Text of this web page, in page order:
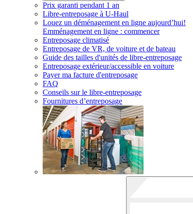
Prix garanti pendant 1 an
Libre-entreposage à U-Haul
Louez un déménagement en ligne aujourd’hui!
Emménagement en ligne : commencer
Entreposage climatisé
Entreposage de VR, de voiture et de bateau
Guide des tailles d'unités de libre-entreposage
Entreposage extérieur/accessible en voiture
Payer ma facture d'entreposage
FAQ
Conseils sur le libre-entreposage
Fournitures d’entreposage